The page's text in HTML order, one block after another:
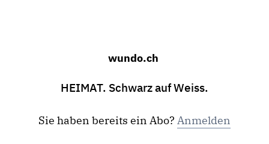
wundo.ch
HEIMAT. Schwarz auf Weiss.
Sie haben bereits ein Abo? Anmelden